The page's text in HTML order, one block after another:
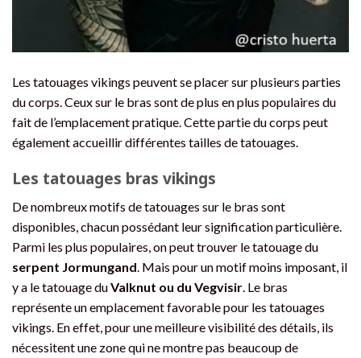
Les tatouages vikings peuvent se placer sur plusieurs parties
du corps. Ceux sur le bras sont de plus en plus populaires du
fait de l’emplacement pratique. Cette partie du corps peut
également accueillir différentes tailles de tatouages.
Les tatouages bras vikings
De nombreux motifs de tatouages sur le bras sont
disponibles, chacun possédant leur signification particulière.
Parmi les plus populaires, on peut trouver le tatouage du
serpent Jormungand. Mais pour un motif moins imposant, il
y a le tatouage duValknut ou du Vegvisir. Le bras
représente un emplacement favorable pour les tatouages
vikings. En effet, pour une meilleure visibilité des détails, ils
nécessitent une zone qui ne montre pas beaucoup de